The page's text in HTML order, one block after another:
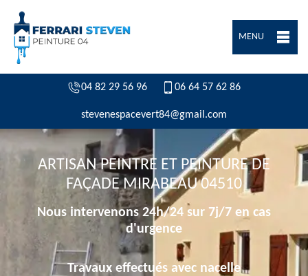
MENU
04 82 29 56 96 06 64 57 62 86
stevenespacevert84@gmail.com
ARTISAN PEINTRE ET PEINTURE DE
FAÇADE MIRABEAU 04510
Nous intervenons 24h/24 sur 7j/7 en cas
d'urgence
Travaux effectués avec nacelle